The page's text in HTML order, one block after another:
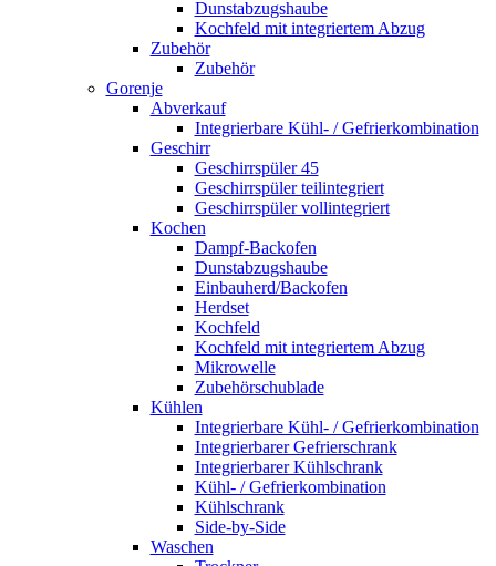
Dunstabzugshaube
Kochfeld mit integriertem Abzug
Zubehör
Zubehör
Gorenje
Abverkauf
Integrierbare Kühl- / Gefrierkombination
Geschirr
Geschirrspüler 45
Geschirrspüler teilintegriert
Geschirrspüler vollintegriert
Kochen
Dampf-Backofen
Dunstabzugshaube
Einbauherd/Backofen
Herdset
Kochfeld
Kochfeld mit integriertem Abzug
Mikrowelle
Zubehörschublade
Kühlen
Integrierbare Kühl- / Gefrierkombination
Integrierbarer Gefrierschrank
Integrierbarer Kühlschrank
Kühl- / Gefrierkombination
Kühlschrank
Side-by-Side
Waschen